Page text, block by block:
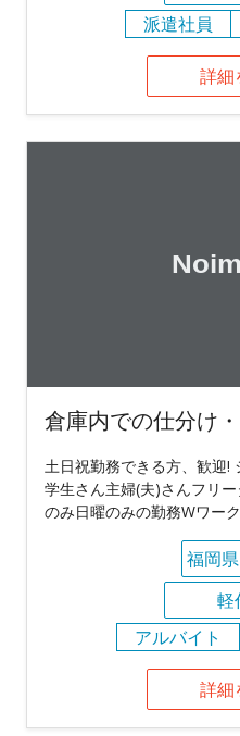
派遣社員
詳細
倉庫内での仕分け
土日祝勤務できる方、歓迎!
学生さん主婦(夫)さんフリ
のみ日曜のみの勤務Wワー
福岡県
軽
アルバイト
詳細